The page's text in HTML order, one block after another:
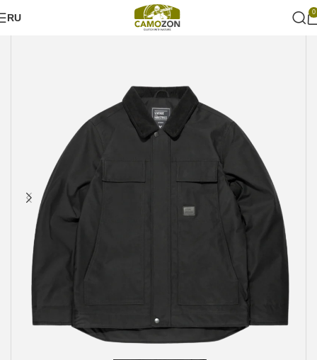
RU 0
Главная Куртки